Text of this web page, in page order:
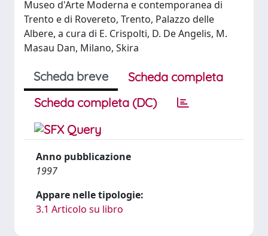
Museo d'Arte Moderna e contemporanea di
Trento e di Rovereto, Trento, Palazzo delle
Albere, a cura di E. Crispolti, D. De Angelis, M.
Masau Dan, Milano, Skira
Scheda breve
Scheda completa
Scheda completa (DC)
Anno pubblicazione
1997
Appare nelle tipologie:
3.1 Articolo su libro